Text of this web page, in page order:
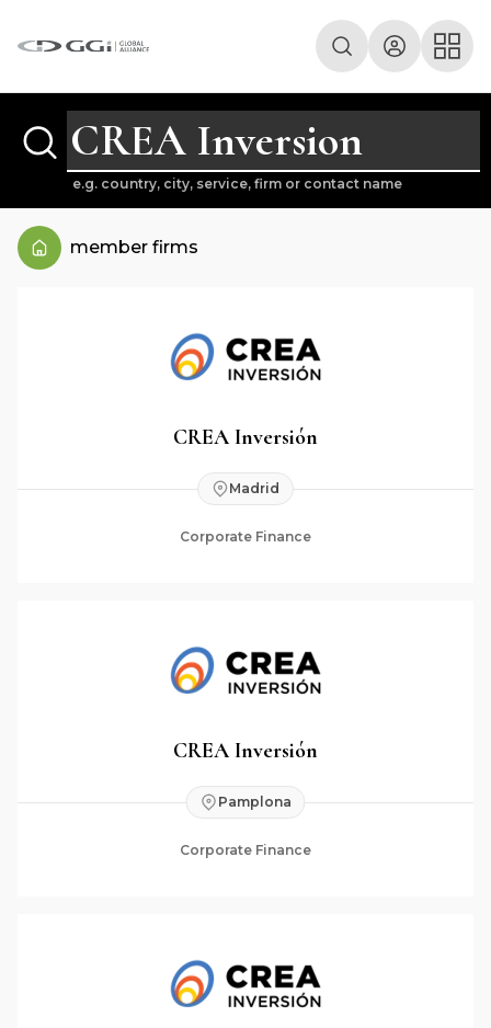
e.g. country, city, service, firm or contact name
member firms
CREA Inversión
Madrid
Corporate Finance
CREA Inversión
Pamplona
Corporate Finance